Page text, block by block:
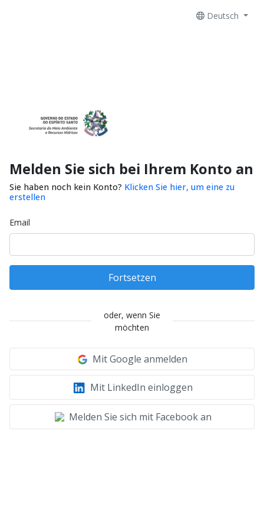
Deutsch
Melden Sie sich bei Ihrem Konto an
Sie haben noch kein Konto? Klicken Sie hier, um eine zu
erstellen
Email
Fortsetzen
oder, wenn Sie
möchten
Mit Google anmelden
Mit LinkedIn einloggen
Melden Sie sich mit Facebook an